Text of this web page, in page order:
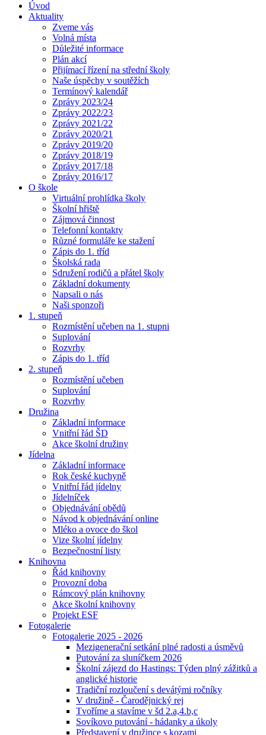
Úvod
Aktuality
Zveme vás
Volná místa
Důležité informace
Plán akcí
Přijímací řízení na střední školy
Naše úspěchy v soutěžích
Termínový kalendář
Zprávy 2023/24
Zprávy 2022/23
Zprávy 2021/22
Zprávy 2020/21
Zprávy 2019/20
Zprávy 2018/19
Zprávy 2017/18
Zprávy 2016/17
O škole
Virtuální prohlídka školy
Školní hřiště
Zájmová činnost
Telefonní kontakty
Různé formuláře ke stažení
Zápis do 1. tříd
Školská rada
Sdružení rodičů a přátel školy
Základní dokumenty
Napsali o nás
Naši sponzoři
1. stupeň
Rozmístění učeben na 1. stupni
Suplování
Rozvrhy
Zápis do 1. tříd
2. stupeň
Rozmístění učeben
Suplování
Rozvrhy
Družina
Základní informace
Vnitřní řád ŠD
Akce školní družiny
Jídelna
Základní informace
Rok české kuchyně
Vnitřní řád jídelny
Jídelníček
Objednávání obědů
Návod k objednávání online
Mléko a ovoce do škol
Vize školní jídelny
Bezpečnostní listy
Knihovna
Řád knihovny
Provozní doba
Rámcový plán knihovny
Akce školní knihovny
Projekt ESF
Fotogalerie
Fotogalerie 2025 - 2026
Mezigenerační setkání plné radosti a úsměvů
Putování za sluníčkem 2026
Školní zájezd do Hastings: Týden plný zážitků a
anglické historie
Tradiční rozloučení s devátými ročníky
V družině - Čarodějnický rej
Tvoříme a stavíme v šd 2.a,4.b,c
Sovíkovo putování - hádanky a úkoly
Představení v družince s kozami